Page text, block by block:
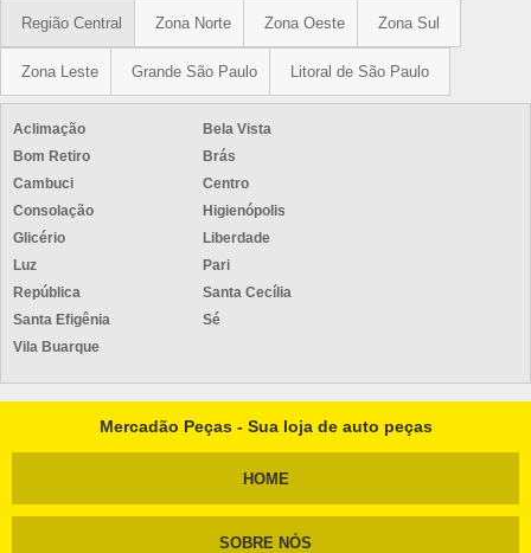
Região Central Zona Norte Zona Oeste Zona Sul
Zona Leste Grande São Paulo Litoral de São Paulo
Aclimação
Bela Vista
Bom Retiro
Brás
Cambuci
Centro
Consolação
Higienópolis
Glicério
Liberdade
Luz
Pari
República
Santa Cecília
Santa Efigênia
Sé
Vila Buarque
Mercadão Peças - Sua loja de auto peças
HOME
SOBRE NÓS